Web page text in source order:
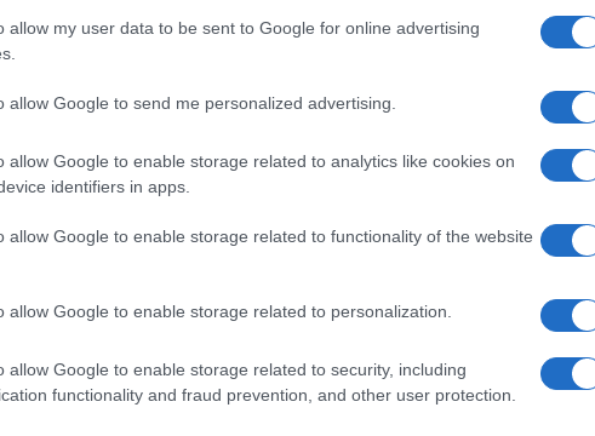
allow my user data to be sent to Google for online advertising
allow Google to send me personalized advertising.
allow Google to enable storage related to analytics like cookies on
identifiers in apps.
allow Google to enable storage related to functionality of the website
allow Google to enable storage related to personalization.
allow Google to enable storage related to security, including
functionality and fraud prevention, and other user protection.
την καθυστέρηση λήψης άμεσων μέτρων
θα εφαρμοστεί μόνο το σκέλος απομάκρυνσης
αρχών και η συστηματική εξυπηρέτηση
κατοίκους της, οι εναπομείναντες
επί χάρτου.
Δημοτικής Αρχής επί των από το Νοέμβρη
υπεκφυγές και περαιτέρω χρονοτριβή.
με την γενικότερη διευθέτηση του
στάθμευσης για μονίμους κατοίκους και